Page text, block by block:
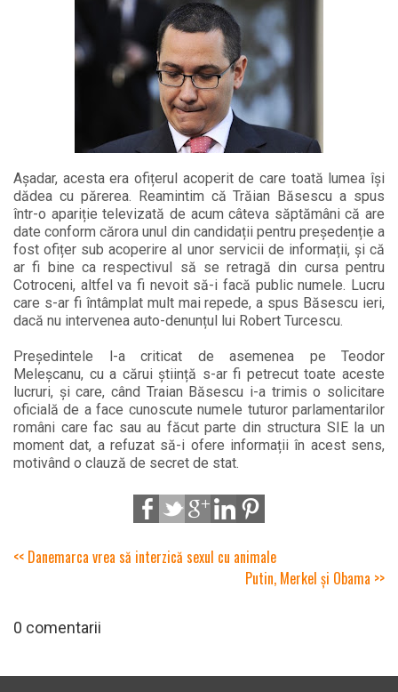
Așadar, acesta era ofițerul acoperit de care toată lumea își
dădea cu părerea. Reamintim că Trăian Băsescu a spus
într-o apariție televizată de acum câteva săptămâni că are
date conform cărora unul din candidații pentru președenție a
fost ofițer sub acoperire al unor servicii de informații, și că
ar fi bine ca respectivul să se retragă din cursa pentru
Cotroceni, altfel va fi nevoit să-i facă public numele. Lucru
care s-ar fi întâmplat mult mai repede, a spus Băsescu ieri,
dacă nu intervenea auto-denunțul lui Robert Turcescu.
Președintele l-a criticat de asemenea pe Teodor
Meleșcanu, cu a cărui știință s-ar fi petrecut toate aceste
lucruri, și care, când Traian Băsescu i-a trimis o solicitare
oficială de a face cunoscute numele tuturor parlamentarilor
români care fac sau au făcut parte din structura SIE la un
moment dat, a refuzat să-i ofere informații în acest sens,
motivând o clauză de secret de stat.
<< Danemarca vrea să interzică sexul cu animale
Putin, Merkel și Obama >>
0 comentarii